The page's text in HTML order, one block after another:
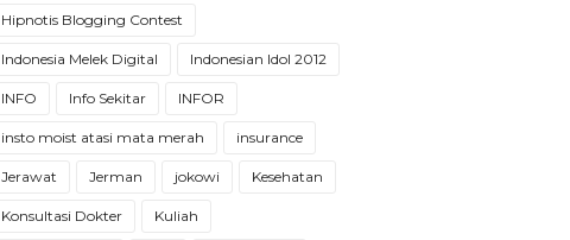
Hipnotis Blogging Contest
Indonesia Melek Digital Indonesian Idol 2012
INFO Info Sekitar INFOR
insto moist atasi mata merah insurance
Jerawat Jerman jokowi Kesehatan
Konsultasi Dokter Kuliah